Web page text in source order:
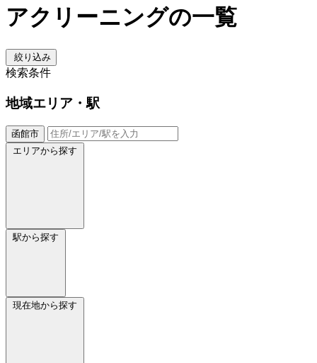
アクリーニングの一覧
絞り込み
検索条件
地域エリア・駅
函館市
エリアから探す
駅から探す
現在地から探す